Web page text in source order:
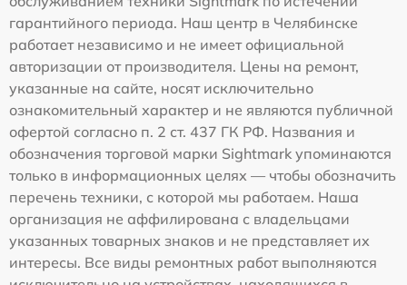
гарантийного периода. Наш центр в Челябинске
работает независимо и не имеет официальной
авторизации от производителя. Цены на ремонт,
указанные на сайте, носят исключительно
ознакомительный характер и не являются публичной
офертой согласно п. 2 ст. 437 ГК РФ. Названия и
обозначения торговой марки Sightmark упоминаются
только в информационных целях — чтобы обозначить
перечень техники, с которой мы работаем. Наша
организация не аффилирована с владельцами
указанных товарных знаков и не представляет их
интересы. Все виды ремонтных работ выполняются